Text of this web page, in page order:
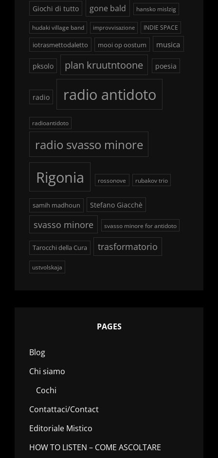
Giochi di tutto gone bald hansko mislzig
hudaki village band improvvisazione INDIE SPACE
iotrasmettodaletto mooi op oostum musica
pksolo plan kruutntoone poesia
radio radio antidoto
radioantidoto
radio svasso minore
Rigonia rossonove rubakov trio
samih madhoun Stefano Giacchè
svasso minore svasso minore for antidoto
Tarocchi della Cura trasformatorio
ustvolskaja
PAGES
Blog
Chi siamo
Cochi
Contattaci/Contact
Editoriale Mistico
HOW TO LISTEN – COME ASCOLTARE